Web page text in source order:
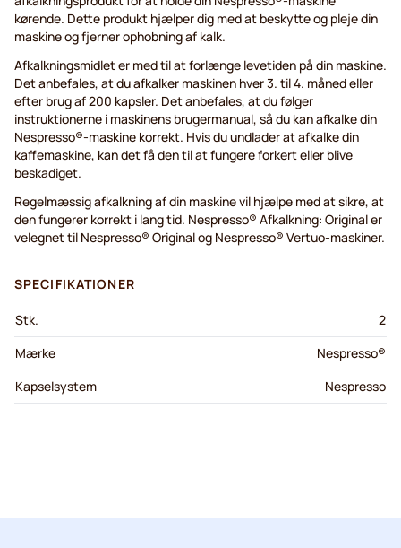
kørende. Dette produkt hjælper dig med at beskytte og pleje din
maskine og fjerner ophobning af kalk.
Afkalkningsmidlet er med til at forlænge levetiden på din maskine.
Det anbefales, at du afkalker maskinen hver 3. til 4. måned eller
efter brug af 200 kapsler. Det anbefales, at du følger
instruktionerne i maskinens brugermanual, så du kan afkalke din
Nespresso®-maskine korrekt. Hvis du undlader at afkalke din
kaffemaskine, kan det få den til at fungere forkert eller blive
beskadiget.
Regelmæssig afkalkning af din maskine vil hjælpe med at sikre, at
den fungerer korrekt i lang tid. Nespresso® Afkalkning: Original er
velegnet til Nespresso® Original og Nespresso® Vertuo-maskiner.
SPECIFIKATIONER
Stk.
2
Mærke
Nespresso®
Kapselsystem
Nespresso